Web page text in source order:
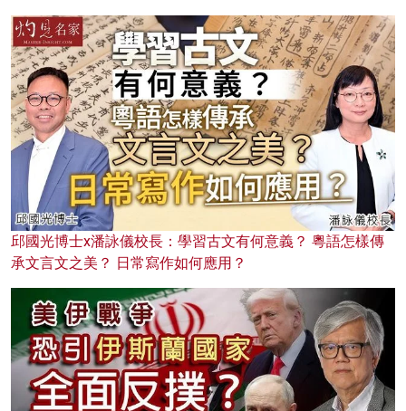
邱國光博士x潘詠儀校長：學習古文有何意義？ 粵語怎樣傳
承文言文之美？ 日常寫作如何應用？